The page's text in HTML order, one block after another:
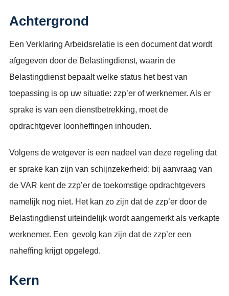
Achtergrond
Een Verklaring Arbeidsrelatie is een document dat wordt
afgegeven door de Belastingdienst, waarin de
Belastingdienst bepaalt welke status het best van
toepassing is op uw situatie: zzp’er of werknemer. Als er
sprake is van een dienstbetrekking, moet de
opdrachtgever loonheffingen inhouden.
Volgens de wetgever is een nadeel van deze regeling dat
er sprake kan zijn van schijnzekerheid: bij aanvraag van
de VAR kent de zzp’er de toekomstige opdrachtgevers
namelijk nog niet. Het kan zo zijn dat de zzp’er door de
Belastingdienst uiteindelijk wordt aangemerkt als verkapte
werknemer. Een gevolg kan zijn dat de zzp’er een
naheffing krijgt opgelegd.
Kern